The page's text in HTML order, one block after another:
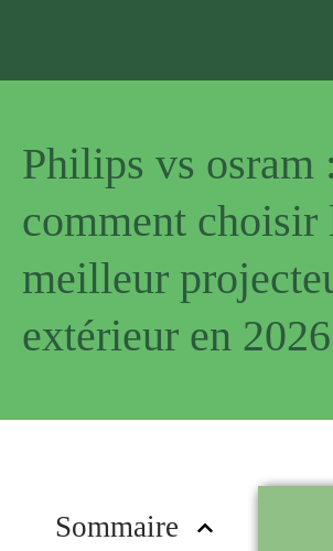
Philips vs osram :
comment choisir
meilleur
extérieur en 2026
Sommaire